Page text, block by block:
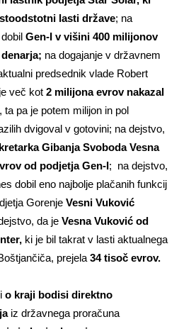
lasti države; na
Gen-I v višini 400 milijonov
na dogajanje v državnem
predsednik vlade Robert
več kot 2 milijona evrov nakazal
, ta pa je potem milijon in pol
dvigoval v gotovini; na dejstvo,
Gibanja Svoboda Vesna
od podjetja Gen-I; na dejstvo,
dobil eno najbolje plačanih funkcij
Gorenje Vesni Vuković
da je Vesna Vuković od
ki je bil takrat v lasti aktualnega
prejela 34 tisoč evrov.
o kraji bodisi direktno
iz državnega proračuna